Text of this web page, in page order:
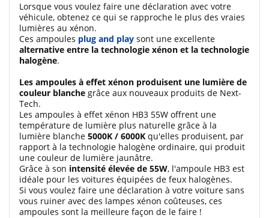
Lorsque vous voulez faire une déclaration avec votre
véhicule, obtenez ce qui se rapproche le plus des vraies
lumières au xénon.
Ces ampoules plug and play sont une excellente
alternative entre la technologie xénon et la technologie
halogène.
Les ampoules à effet xénon produisent une lumière de
couleur blanche grâce aux nouveaux produits de Next-
Tech.
Les ampoules à effet xénon HB3 55W offrent une
température de lumière plus naturelle grâce à la
lumière blanche 5000K / 6000K qu'elles produisent, par
rapport à la technologie halogène ordinaire, qui produit
une couleur de lumière jaunâtre.
Grâce à son intensité élevée de 55W, l'ampoule HB3 est
idéale pour les voitures équipées de feux halogènes.
Si vous voulez faire une déclaration à votre voiture sans
vous ruiner avec des lampes xénon coûteuses, ces
ampoules sont la meilleure façon de le faire !